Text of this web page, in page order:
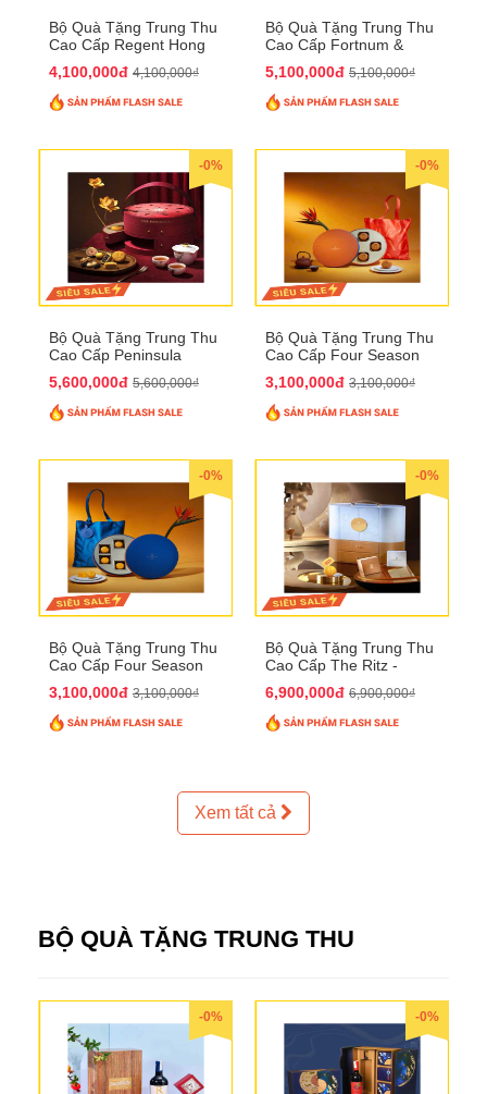
Bộ Quà Tặng Trung Thu
Cao Cấp Regent Hong
4,100,000đ 4,100,000₫
Bộ Quà Tặng Trung Thu
Cao Cấp Fortnum &
5,100,000đ 5,100,000₫
-0%
Bộ Quà Tặng Trung Thu
Cao Cấp Peninsula
5,600,000đ 5,600,000₫
-0%
Bộ Quà Tặng Trung Thu
Cao Cấp Four Season
3,100,000đ 3,100,000₫
-0%
Bộ Quà Tặng Trung Thu
Cao Cấp Four Season
3,100,000đ 3,100,000₫
-0%
Bộ Quà Tặng Trung Thu
Cao Cấp The Ritz -
6,900,000đ 6,900,000₫
Xem tất cả
BỘ QUÀ TẶNG TRUNG THU
-0% -0%